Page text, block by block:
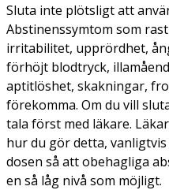
Sluta inte plötsligt att
Abstinenssymtom som
irritabilitet, upprördhet,
förhöjt blodtryck,
aptitlöshet, skakningar,
förekomma. Om du vill
tala först med läkare.
hur du gör detta,
dosen så att obehagliga
en så låg nivå som möjligt.